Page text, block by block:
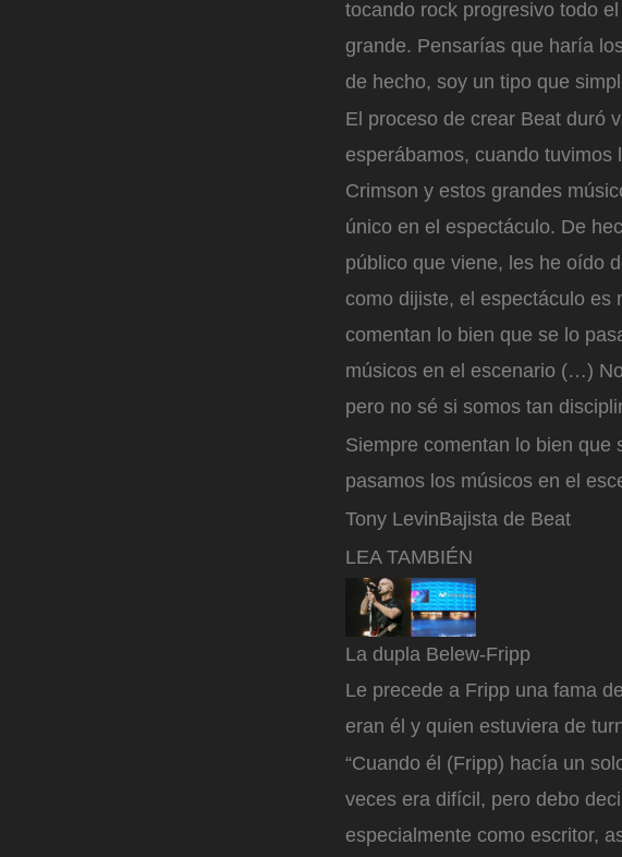
tocando rock progresivo todo
grande. Pensarías que haría
de hecho, soy un tipo que
El proceso de crear Beat duró
esperábamos, cuando
Crimson y estos grandes
único en el espectáculo. De
público que viene, les he oído
como dijiste, el espectáculo es
comentan lo bien que se lo
músicos en el escenario (…)
pero no sé si somos tan
Siempre comentan lo bien que
pasamos los músicos en el
Tony LevinBajista de Beat
LEA TAMBIÉN
La dupla Belew-Fripp
Le precede a Fripp una fama
eran él y quien estuviera de
“Cuando él (Fripp) hacía un
veces era difícil, pero debo
especialmente como escritor,